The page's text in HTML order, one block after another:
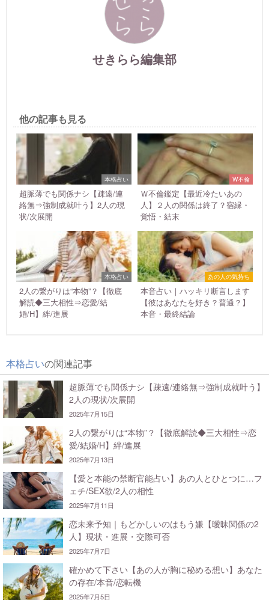
せきらら編集部
他の記事も見る
本格占い
超脈薄でも関係ナシ【疎遠/連
絡無⇒強制成就叶う】2人の現
状/次展開
W不倫
Ｗ不倫鑑定【最近冷たいあの
人】２人の関係は終了？宿縁・
覚悟・結末
本格占い
2人の繋がりは“本物”？【徹底
解読◆三大相性⇒恋愛/結
婚/H】絆/進展
あの人の気持ち
本音占い｜ハッキリ断言します
【彼はあなたを好き？普通？】
本音・最終結論
本格占いの関連記事
超脈薄でも関係ナシ【疎遠/連絡無⇒強制成就叶う】
2人の現状/次展開
2025年7月15日
2人の繋がりは“本物”？【徹底解読◆三大相性⇒恋
愛/結婚/H】絆/進展
2025年7月13日
【愛と本能の禁断官能占い】あの人とひとつに…フ
ェチ/SEX欲/2人の相性
2025年7月11日
恋未来予知｜もどかしいのはもう嫌【曖昧関係の2
人】現状・進展・交際可否
2025年7月7日
確かめて下さい【あの人が胸に秘める想い】あなた
の存在/本音/恋転機
2025年7月5日